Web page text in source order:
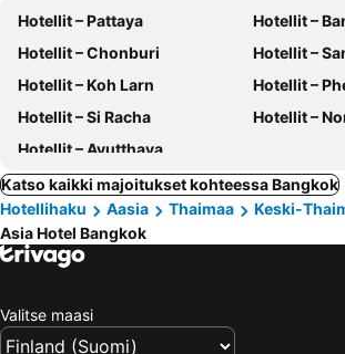
Hotellit – Pattaya
Hotellit –
Hotellit – Chonburi
Hotellit –
Hotellit – Koh Larn
Hotellit –
Hotellit – Si Racha
Hotellit –
Hotellit – Ayutthaya
Katso kaikki majoitukset kohteessa Bangkok
Hotellihaku
Aasia Thaimaa Keski-
Asia Hotel Bangkok
Valitse maasi